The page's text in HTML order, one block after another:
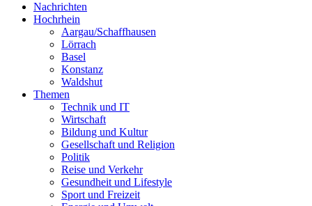
Nachrichten
Hochrhein
Aargau/Schaffhausen
Lörrach
Basel
Konstanz
Waldshut
Themen
Technik und IT
Wirtschaft
Bildung und Kultur
Gesellschaft und Religion
Politik
Reise und Verkehr
Gesundheit und Lifestyle
Sport und Freizeit